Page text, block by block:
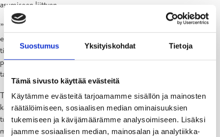
Suostumus Yksityiskohdat Tietoja
Tämä sivusto käyttää evästeitä
Käytämme evästeitä tarjoamamme sisällön ja mainosten
räätälöimiseen, sosiaalisen median ominaisuuksien
tukemiseen ja kävijämäärämme analysoimiseen. Lisäksi
jaamme sosiaalisen median, mainosalan ja analytiikka-
asumiseen liittyen.
”Koska erityisesti vuosia 2027–2028 koskevat ennusteet ovat
edelleen vaikeita lähes kaikille kunnille ja koko julkiselle taloudelle,
tiukkaa budjetointia ja taloudenpitoa sekä esimerkiksi
palveluverkkopäätöksiä olisi tarvittu joka tapauksessa”, sanoo
talousjohtaja
Tuottavuus- ja tasapainopäätökset tarkoittavat, että kaupungin
käyttötalouden menojen tulee vähentyä 9 miljoonalla eurolla ja
tulojen kasvaa 3 miljoonalla eurolla vuoden 2028 loppuun
mennessä. Tavoitteen saavuttamiseksi on tarkasteltu huolellisesti